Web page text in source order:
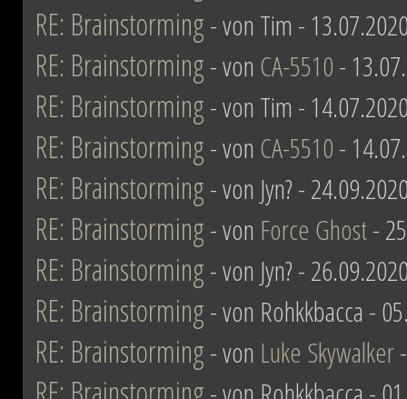
RE: Brainstorming- von Tim -
RE: Brainstorming- von CA-5510-
RE: Brainstorming- von Tim -
RE: Brainstorming- von CA-5510-
RE: Brainstorming- von Jyn? -
RE: Brainstorming- von Force Ghost-
RE: Brainstorming- von Jyn? -
RE: Brainstorming- von Rohkkbacca -
RE: Brainstorming- von Luke Skywalker